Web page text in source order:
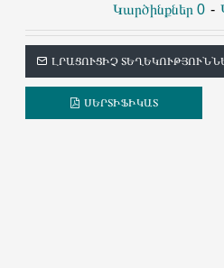
Կարծինքներ 0 -
ԼՐԱՑՈՒՑԻՉ
ՍԵՐՏԻՖԻԿԱՏ